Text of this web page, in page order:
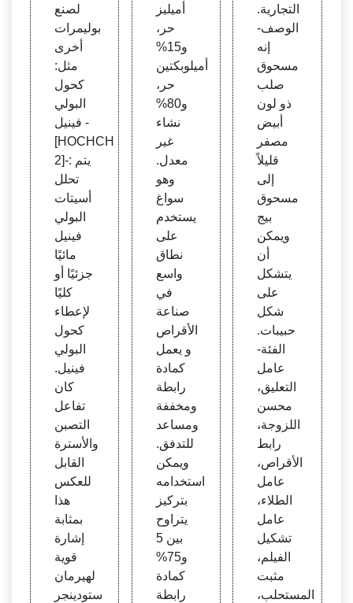
لصنع
بوليمرات
أخرى
مثل:
كحول
البولي
فينيل -
[HOCHCH
2]-: يتم
تحلل
أسيتات
البولي
فينيل
مائيًا
جزئيًا أو
كليًا
لإعطاء
كحول
البولي
فينيل.
كان
تفاعل
التصبن
والأسترة
القابل
للعكس
هذا
بمثابة
إشارة
قوية
لهيرمان
ستودينجر
أميليز
حر،
و15%
أميلوبكتين
حر،
و80%
نشاء
غير
معدل.
وهو
سواغ
يستخدم
على
نطاق
واسع
في
صناعة
الأقراص
و يعمل
كمادة
رابطة
ومخففة
ومساعد
للتدفق.
ويمكن
استخدامه
بتركيز
يتراوح
بين 5
و75%
كمادة
رابطة
التجارية.
الوصف-
إنه
مسحوق
صلب
ذو لون
أبيض
مصفر
قليلاً
إلى
مسحوق
بيج
ويمكن
أن
يتشكل
على
شكل
حبيبات.
الفئة-
عامل
التعليق،
محسن
اللزوجة،
رابط
الأقراص،
عامل
الطلاء،
عامل
تشكيل
الفيلم،
مثبت
المستحلب،